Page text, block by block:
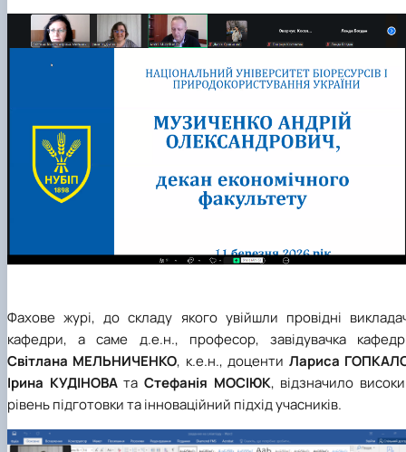
Фахове журі, до складу якого увійшли провідні
кафедри, а саме д.е.н., професор, завідувачка
Світлана МЕЛЬНИЧЕНКО, к.е.н., доценти Лариса
Ірина КУДІНОВАта Стефанія МОСІЮК, відзначило
рівень підготовки та інноваційний підхід учасників.